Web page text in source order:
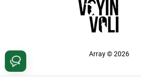
Array © 2026